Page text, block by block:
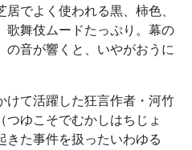
でよく使われる黒、柿色、
歌舞伎ムードたっぷり。幕の
の音が響くと、いやがおうに
て活躍した狂言作者・河竹
ゆこそでむかしはちじょ
きた事件を扱ったいわゆる